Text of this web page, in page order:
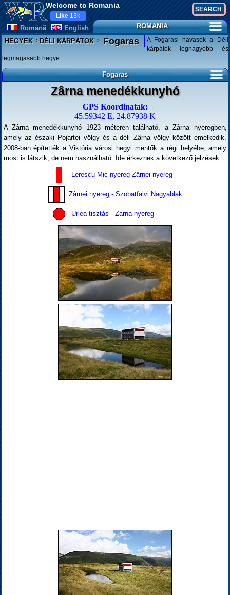
Welcome to Romania
Românã English
Like 13k
ROMANIA
HEGYEK>DÉLI KÁRPÁTOK>Fogaras
A Fogarasi havasok a Déli
kárpátok legnagyobb és
legmagasabb hegye.
Fogaras
Zârna menedékkunyhó
GPS Koordinatak:
45.59342 E, 24.87938 K
A Zârna menedékkunyhó 1923 méteren található, a Zârna nyeregben,
amely az északi Pojartei völgy és a déli Zârna völgy között emelkedik.
2008-ban építették a Viktória városi hegyi mentők a régi helyébe, amely
most is látszik, de nem használható. Ide érkeznek a következő jelzések:
Lerescu Mic nyereg-Zârnei nyereg
Zârnei nyereg - Szobatfalvi Nagyablak
Urlea tisztás - Zarna nyereg